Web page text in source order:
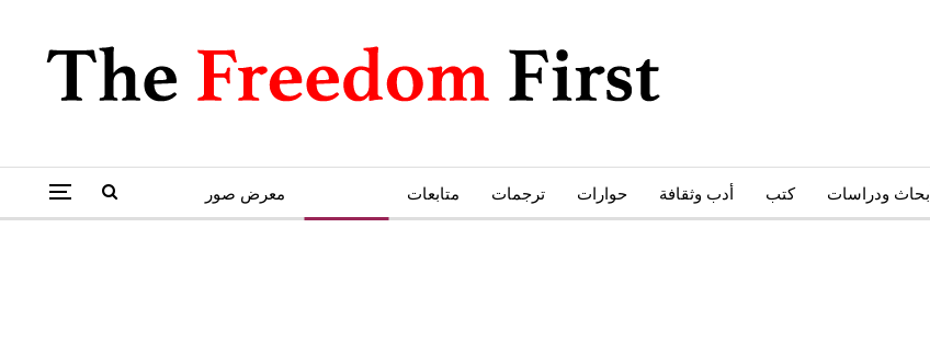
أبحاث ودراسات كتب أدب وثقافة حوارات ترجمات متابعات معرض صور